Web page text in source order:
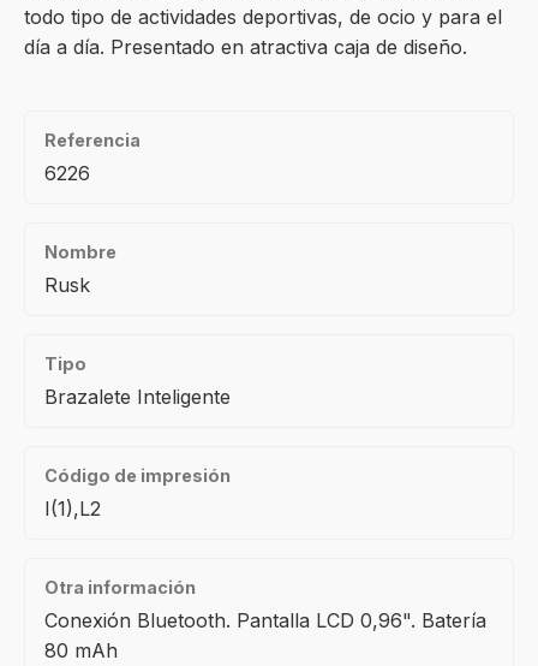
todo tipo de actividades deportivas, de ocio y para el
día a día. Presentado en atractiva caja de diseño.
Referencia
6226
Nombre
Rusk
Tipo
Brazalete Inteligente
Código de impresión
I(1),L2
Otra información
Conexión Bluetooth. Pantalla LCD 0,96". Batería
80 mAh